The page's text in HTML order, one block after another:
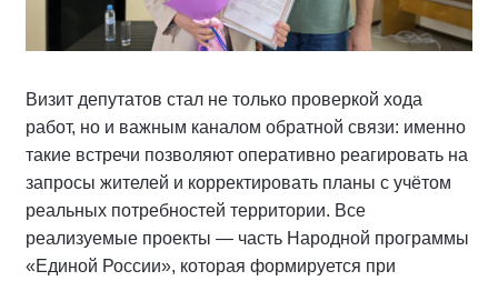
Визит депутатов стал не только проверкой хода
работ, но и важным каналом обратной связи: именно
такие встречи позволяют оперативно реагировать на
запросы жителей и корректировать планы с учётом
реальных потребностей территории. Все
реализуемые проекты — часть Народной программы
«Единой России», которая формируется при